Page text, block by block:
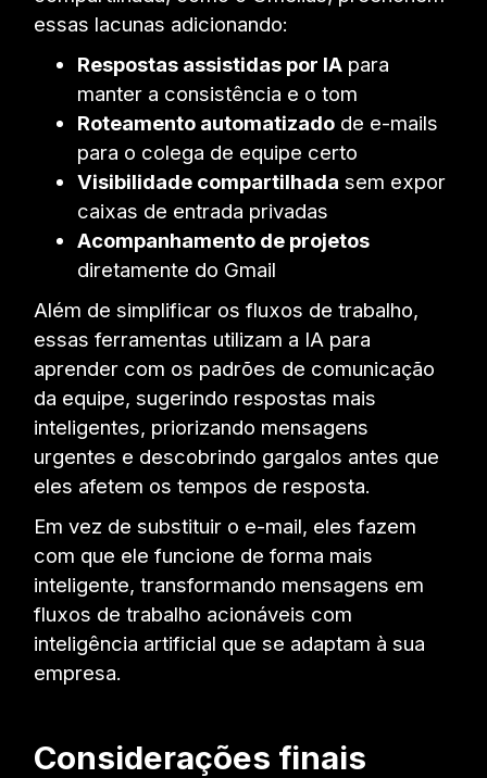
essas lacunas adicionando:
Respostas assistidas por IA para
manter a consistência e o tom
Roteamento automatizado de e-mails
para o colega de equipe certo
Visibilidade compartilhada sem expor
caixas de entrada privadas
Acompanhamento de projetos
diretamente do Gmail
Além de simplificar os fluxos de trabalho,
essas ferramentas utilizam a IA para
aprender com os padrões de comunicação
da equipe, sugerindo respostas mais
inteligentes, priorizando mensagens
urgentes e descobrindo gargalos antes que
eles afetem os tempos de resposta.
Em vez de substituir o e-mail, eles fazem
com que ele funcione de forma mais
inteligente, transformando mensagens em
fluxos de trabalho acionáveis com
inteligência artificial que se adaptam à sua
empresa.
Considerações finais